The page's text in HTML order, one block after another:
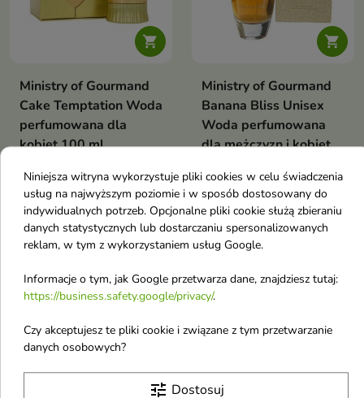
M
Max Factor
Medi-Peel
Moev

Ministry of Gourmand
Cake Temptation Woda
perfumowana dla
kobiet 100 ml
32,26 €

Ministry of Gourmand
Banana Bliss Unisex
Woda perfumowana
dla mężczyzn i kobiet
Unisex Woda perfumowana dla
mężczyzn i kobiet
36,19 €
Niniejsza witryna wykorzystuje pliki cookies w celu świadczenia
usług na najwyższym poziomie i w sposób dostosowany do
indywidualnych potrzeb. Opcjonalne pliki cookie służą zbieraniu
danych statystycznych lub dostarczaniu spersonalizowanych
reklam, w tym z wykorzystaniem usług Google.
Informacje o tym, jak Google przetwarza dane, znajdziesz tutaj:
https://business.safety.google/privacy/.
Czy akceptujesz te pliki cookie i związane z tym przetwarzanie
danych osobowych?
tune Dostosuj